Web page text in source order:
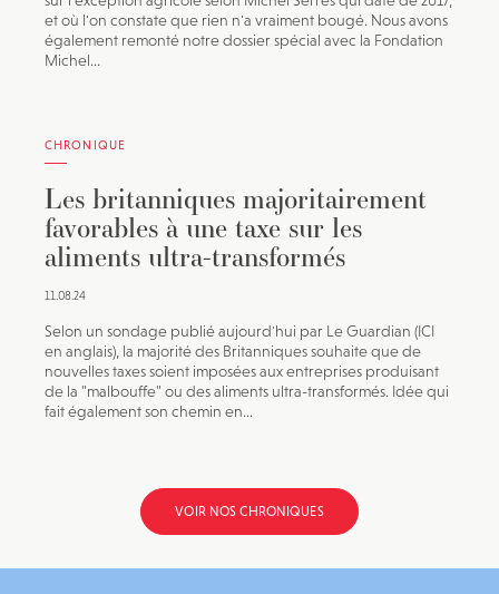
et où l'on constate que rien n'a vraiment bougé. Nous avons
également remonté notre dossier spécial avec la Fondation
Michel...
CHRONIQUE
Les britanniques majoritairement
favorables à une taxe sur les
aliments ultra-transformés
11.08.24
Selon un sondage publié aujourd'hui par Le Guardian (ICI
en anglais), la majorité des Britanniques souhaite que de
nouvelles taxes soient imposées aux entreprises produisant
de la "malbouffe" ou des aliments ultra-transformés. Idée qui
fait également son chemin en...
VOIR NOS CHRONIQUES